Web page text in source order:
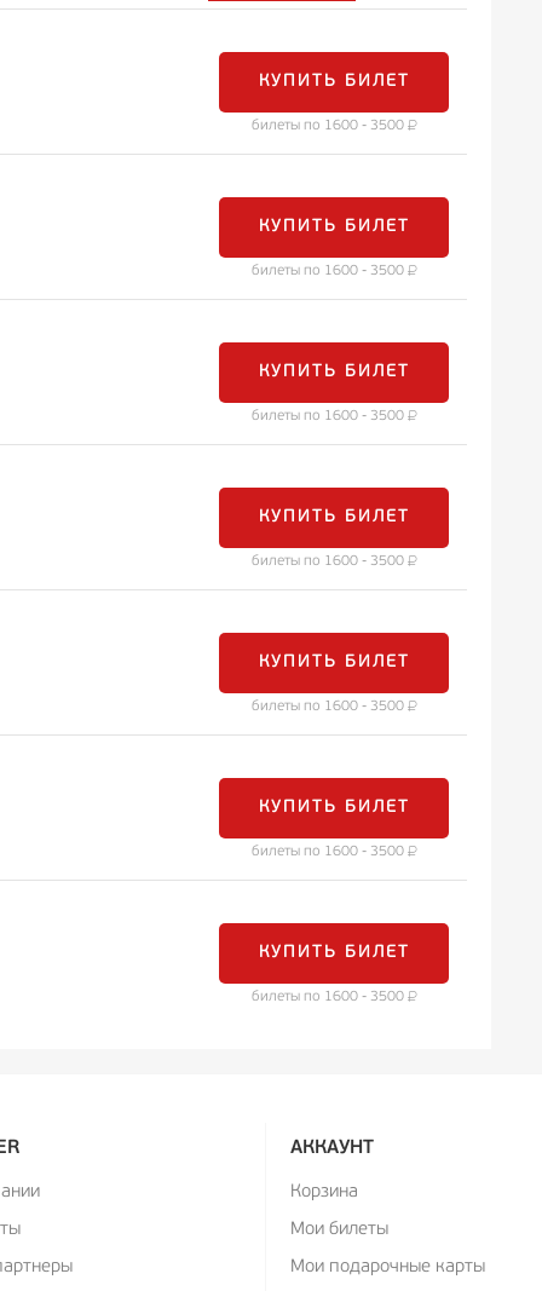
КУПИТЬ БИЛЕТ
билеты по 1600 - 3500
КУПИТЬ БИЛЕТ
билеты по 1600 - 3500
КУПИТЬ БИЛЕТ
билеты по 1600 - 3500
КУПИТЬ БИЛЕТ
билеты по 1600 - 3500
КУПИТЬ БИЛЕТ
билеты по 1600 - 3500
КУПИТЬ БИЛЕТ
билеты по 1600 - 3500
КУПИТЬ БИЛЕТ
билеты по 1600 - 3500
АККАУНТ
Корзина
Мои билеты
Мои подарочные карты